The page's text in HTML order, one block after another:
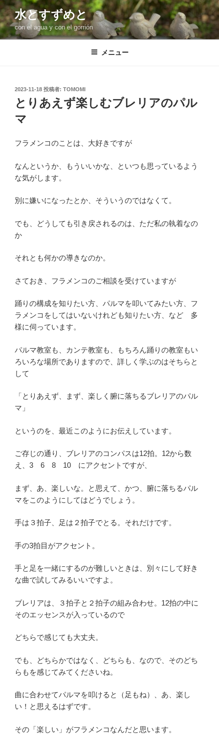
コ
ン
テ
ン
水とすずめと
con el agua y con el gorrión
メニュー
投
稿
日:
2023-11-18 投稿者: TOMOMI
とりあえず楽しむブレリアのパル
マ
フラメンコのことは、大好きですが
なんというか、もういいかな、といつも思っているよう
な気がします。
別に嫌いになったとか、そういうのではなくて。
でも、どうしても引き戻されるのは、ただ私の執着なの
か
それとも何かの導きなのか。
さておき、フラメンコのご相談を受けていますが
踊りの構成を知りたい方、パルマを叩いてみたい方、フ
ラメンコをしてはいないけれども知りたい方、など 多
様に伺っています。
パルマ教室も、カンテ教室も、もちろん踊りの教室もい
ろいろな場所でありますので、詳しく学ぶのはそちらと
して
「とりあえず、まず、楽しく腑に落ちるブレリアのパル
マ」
というのを、最近このようにお伝えしています。
ご存じの通り、ブレリアのコンパスは12拍。12から数
え、3 6 8 10 にアクセントですが、
まず、あ、楽しいな。と思えて、かつ、腑に落ちるパル
マをこのようにしてはどうでしょう。
手は３拍子、足は２拍子でとる。それだけです。
手の3拍目がアクセント。
手と足を一緒にするのが難しいときは、別々にして好き
な曲で試してみるいいですよ。
ブレリアは、３拍子と２拍子の組み合わせ。12拍の中に
そのエッセンスが入っているので
どちらで感じても大丈夫。
でも、どちらかではなく、どちらも、なので、そのどち
らもを感じてみてくださいね。
曲に合わせてパルマを叩けると（足もね）、あ、楽し
い！と思えるはずです。
その「楽しい」がフラメンコなんだと思います。